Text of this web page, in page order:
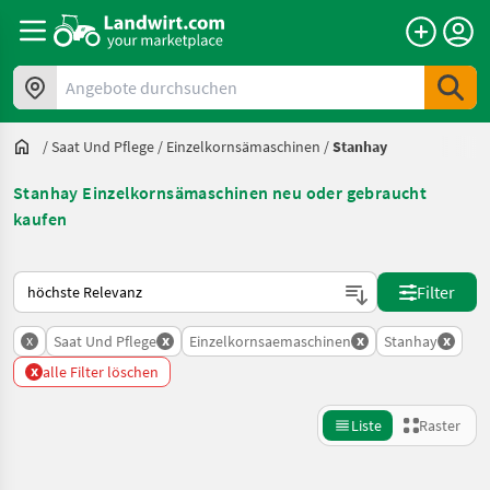
Angebote durchsuchen
/Saat Und Pflege / Einzelkornsämaschinen /Stanhay
Stanhay Einzelkornsämaschinen neu oder gebraucht
kaufen
So wird auf Landwirt.com sortiert
Filter
x Saat Und Pflege x Einzelkornsaemaschinen x Stanhay x
x alle Filter löschen
Liste Raster